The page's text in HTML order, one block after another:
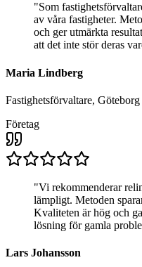
"Som
av våra fastigheter.
och ger utmärkta
att det inte stör deras
Maria Lindberg
Fastighetsförvaltare, Göteborg
Företag
"Vi rekommenderar
lämpligt. Metoden
Kvaliteten är hög och
lösning för gamla
Lars Johansson